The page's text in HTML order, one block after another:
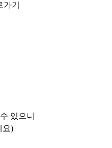
기
있으니
요)